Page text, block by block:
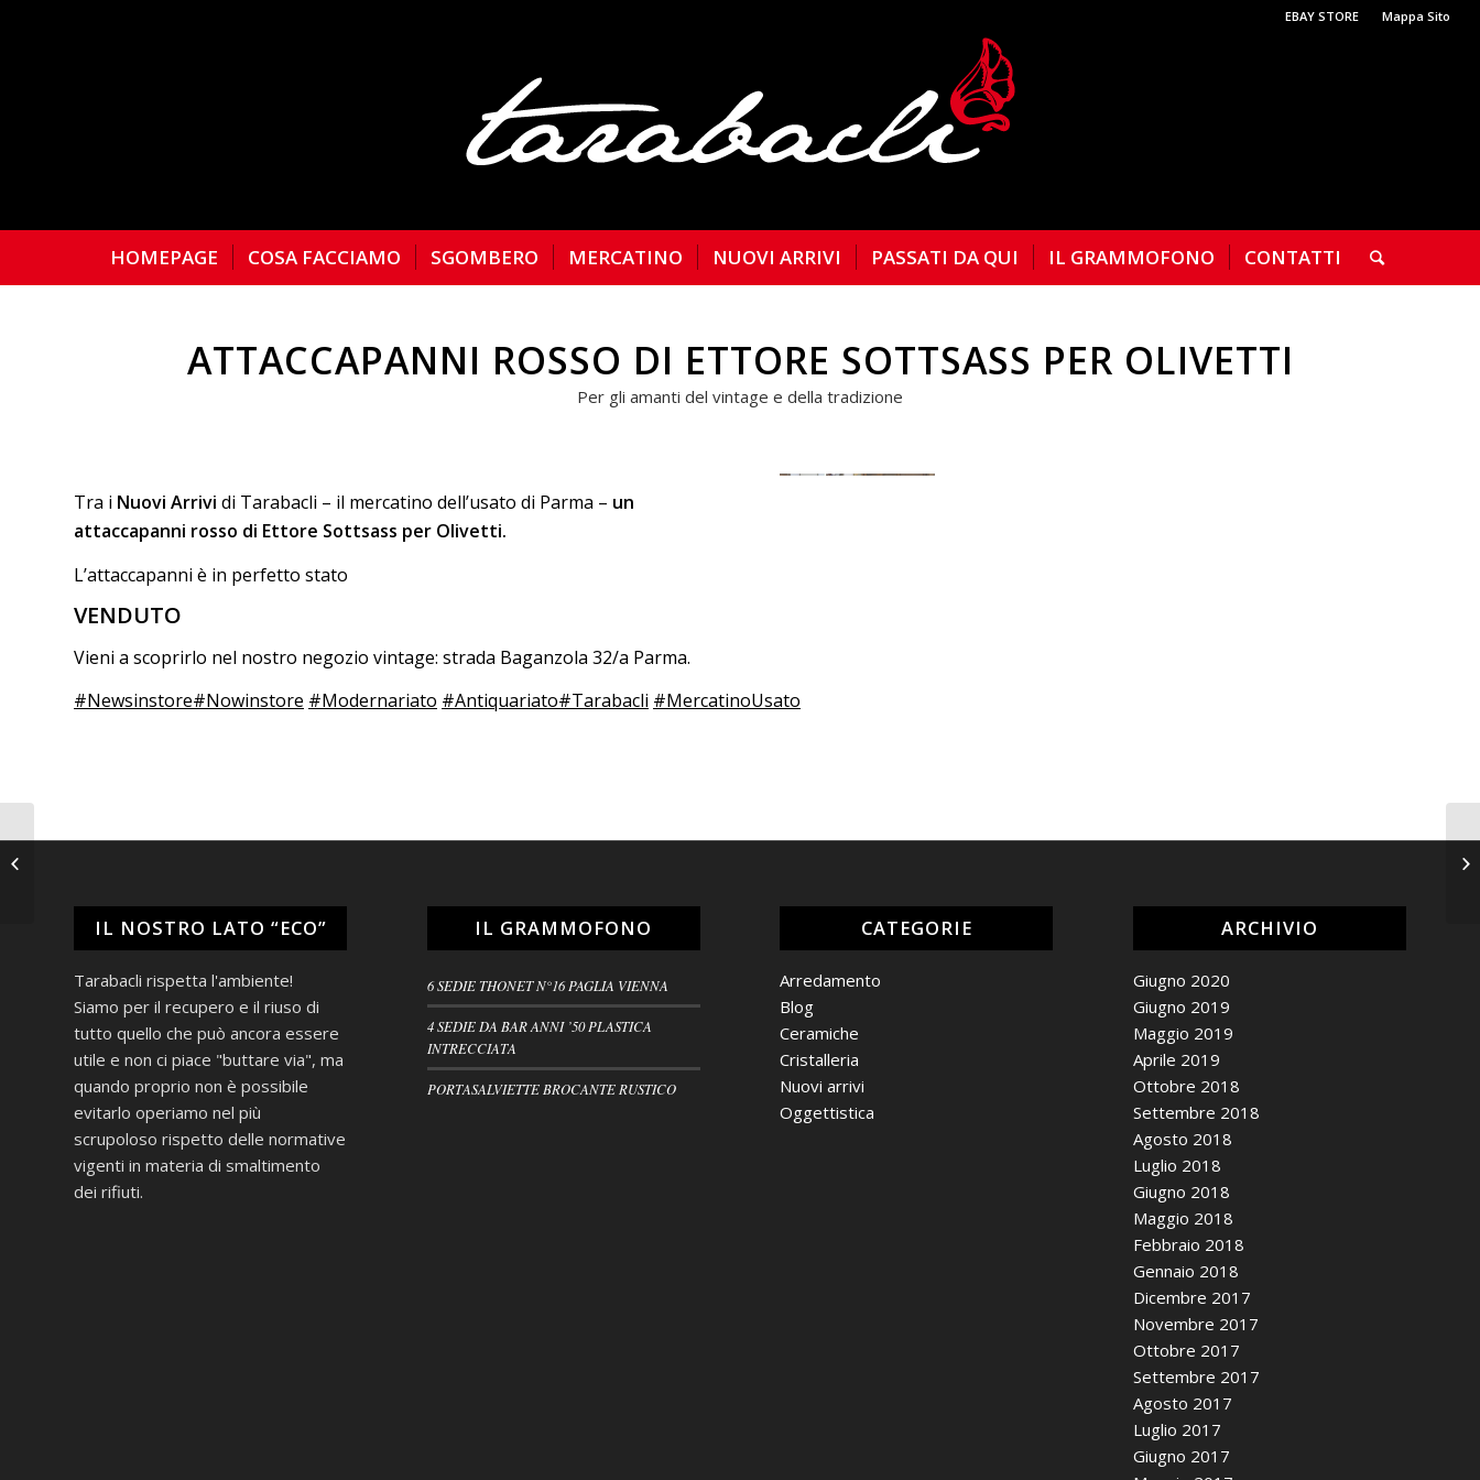
EBAY STORE Mappa Sito
HOMEPAGE COSA FACCIAMO SGOMBERO MERCATINO NUOVI ARRIVI PASSATI DA QUI IL GRAMMOFONO CONTATTI
ATTACCAPANNI ROSSO DI ETTORE SOTTSASS PER OLIVETTI
Per gli amanti del vintage e della tradizione
Tra i Nuovi Arrivi di Tarabacli – il mercatino dell’usato di Parma – un
attaccapanni rosso di Ettore Sottsass per Olivetti.
L’attaccapanni è in perfetto stato
VENDUTO
Vieni a scoprirlo nel nostro negozio vintage: strada Baganzola 32/a Parma.
#Newsinstore#Nowinstore #Modernariato #Antiquariato#Tarabacli #MercatinoUsato
IL NOSTRO LATO “ECO”
Tarabacli rispetta l'ambiente!
Siamo per il recupero e il riuso di
tutto quello che può ancora essere
utile e non ci piace "buttare via", ma
quando proprio non è possibile
evitarlo operiamo nel più
scrupoloso rispetto delle normative
vigenti in materia di smaltimento
dei rifiuti.
IL GRAMMOFONO
6 SEDIE THONET N°16 PAGLIA VIENNA
4 SEDIE DA BAR ANNI ’50 PLASTICA
INTRECCIATA
PORTASALVIETTE BROCANTE RUSTICO
CATEGORIE
Arredamento
Blog
Ceramiche
Cristalleria
Nuovi arrivi
Oggettistica
ARCHIVIO
Giugno 2020
Giugno 2019
Maggio 2019
Aprile 2019
Ottobre 2018
Settembre 2018
Agosto 2018
Luglio 2018
Giugno 2018
Maggio 2018
Febbraio 2018
Gennaio 2018
Dicembre 2017
Novembre 2017
Ottobre 2017
Settembre 2017
Agosto 2017
Luglio 2017
Giugno 2017